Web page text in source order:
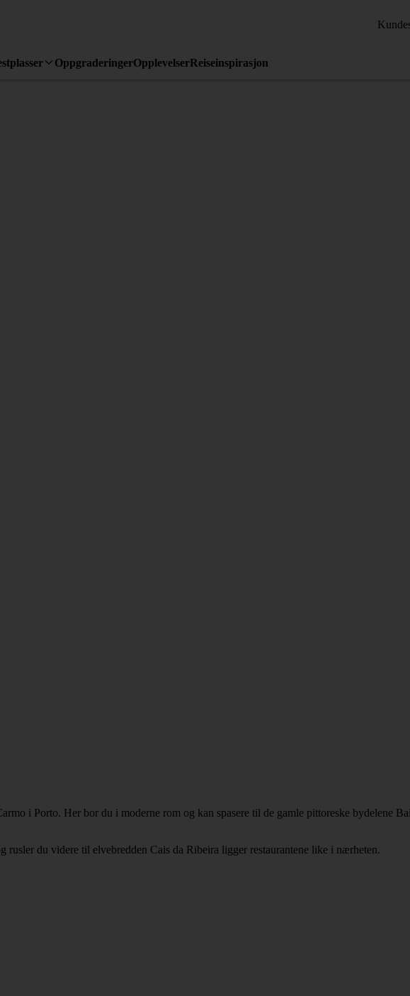
OppgraderingerOpplevelserReiseinspirasjon
i Porto. Her bor du i moderne rom og kan spasere til de gamle pittoreske bydelene
du videre til elvebredden Cais da Ribeira ligger restaurantene like i nærheten.